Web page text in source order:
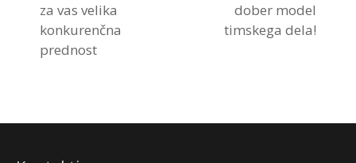
za vas velika
konkurenčna
prednost
dober model
timskega dela!